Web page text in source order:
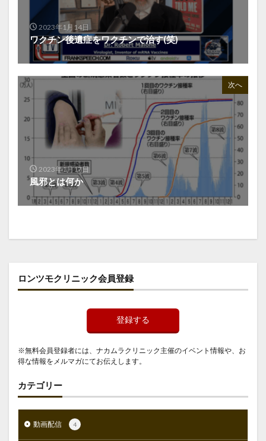
2023年1月14日
ワクチン後遺症をワクチンで治す(笑)
次へ
2023年1月17日
風邪とは何か
ロンツモクリニック会員登録
登録する
※無料会員登録者には、ナカムラクリニック主催のイベント情報や、お
得な情報をメルマガにてお伝えします。
カテゴリー
動画配信 4